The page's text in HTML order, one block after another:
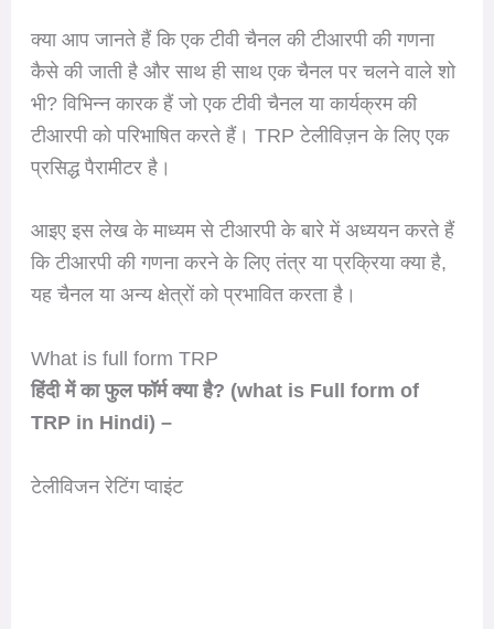
क्या आप जानते हैं कि एक टीवी चैनल की टीआरपी की गणना
कैसे की जाती है और साथ ही साथ एक चैनल पर चलने वाले शो
भी? विभिन्न कारक हैं जो एक टीवी चैनल या कार्यक्रम की
टीआरपी को परिभाषित करते हैं। TRP टेलीविज़न के लिए एक
प्रसिद्ध पैरामीटर है।
आइए इस लेख के माध्यम से टीआरपी के बारे में अध्ययन करते हैं
कि टीआरपी की गणना करने के लिए तंत्र या प्रक्रिया क्या है,
यह चैनल या अन्य क्षेत्रों को प्रभावित करता है।
What is full form TRP
हिंदी में का फुल फॉर्म क्या है? (what is Full form of
TRP in Hindi) –
टेलीविजन रेटिंग प्वाइंट